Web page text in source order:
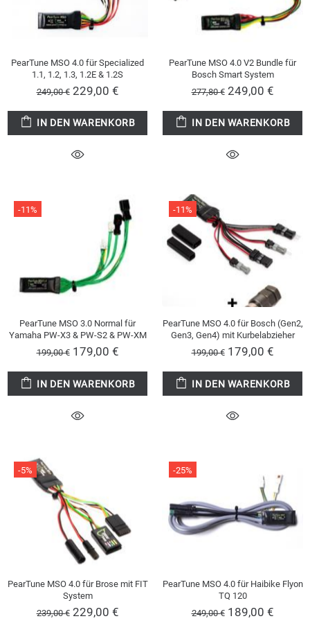
PearTune MSO 4.0 für Specialized
1.1, 1.2, 1.3, 1.2E & 1.2S
249,00 € 229,00 €
IN DEN WARENKORB
PearTune MSO 4.0 V2 Bundle für
Bosch Smart System
277,80 € 249,00 €
IN DEN WARENKORB
-11%
PearTune MSO 3.0 Normal für
Yamaha PW-X3 & PW-S2 & PW-XM
199,00 € 179,00 €
IN DEN WARENKORB
-11%
PearTune MSO 4.0 für Bosch (Gen2,
Gen3, Gen4) mit Kurbelabzieher
199,00 € 179,00 €
IN DEN WARENKORB
-5%
PearTune MSO 4.0 für Brose mit FIT
System
239,00 € 229,00 €
-25%
PearTune MSO 4.0 für Haibike Flyon
TQ 120
249,00 € 189,00 €